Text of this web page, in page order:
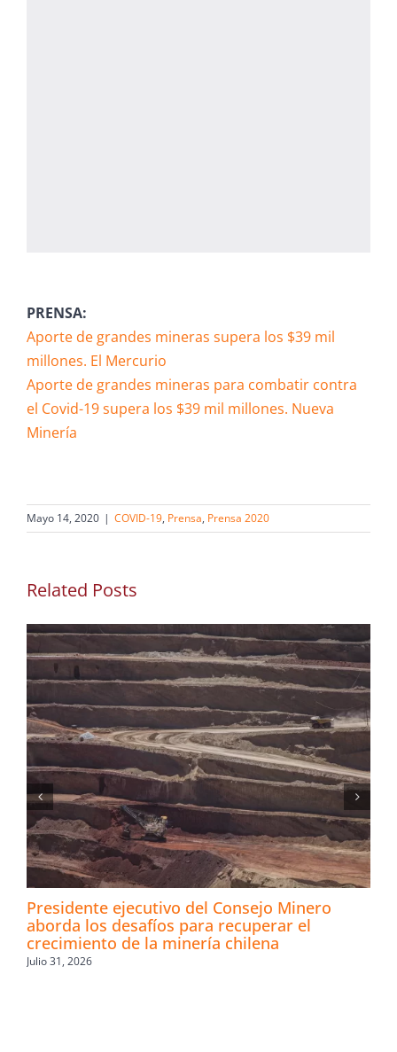
PRENSA:
Aporte de grandes mineras supera los $39 mil
millones. El Mercurio
Aporte de grandes mineras para combatir contra
el Covid-19 supera los $39 mil millones. Nueva
Minería
Mayo 14, 2020 | COVID-19, Prensa, Prensa 2020
Related Posts
Presidente ejecutivo del Consejo Minero
aborda los desafíos para recuperar el
crecimiento de la minería chilena
Julio 31, 2026